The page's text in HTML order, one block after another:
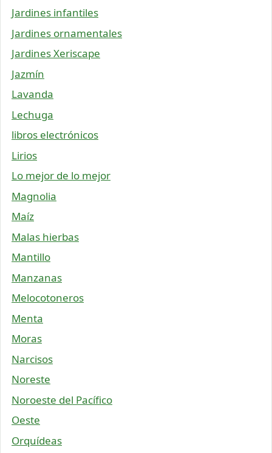
Jardines infantiles
Jardines ornamentales
Jardines Xeriscape
Jazmín
Lavanda
Lechuga
libros electrónicos
Lirios
Lo mejor de lo mejor
Magnolia
Maíz
Malas hierbas
Mantillo
Manzanas
Melocotoneros
Menta
Moras
Narcisos
Noreste
Noroeste del Pacífico
Oeste
Orquídeas